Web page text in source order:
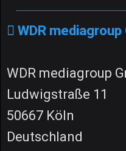
WDR mediagroup
WDR mediagroup
Ludwigstraße 11
50667 Köln
Deutschland